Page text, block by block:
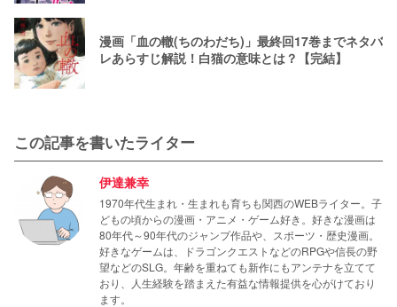
漫画「血の轍(ちのわだち)」最終回17巻までネタバ
レあらすじ解説！白猫の意味とは？【完結】
この記事を書いたライター
伊達兼幸
1970年代生まれ・生まれも育ちも関西のWEBライター。子
どもの頃からの漫画・アニメ・ゲーム好き。好きな漫画は
80年代～90年代のジャンプ作品や、スポーツ・歴史漫画。
好きなゲームは、ドラゴンクエストなどのRPGや信長の野
望などのSLG。年齢を重ねても新作にもアンテナを立てて
おり、人生経験を踏まえた有益な情報提供を心がけており
ます。